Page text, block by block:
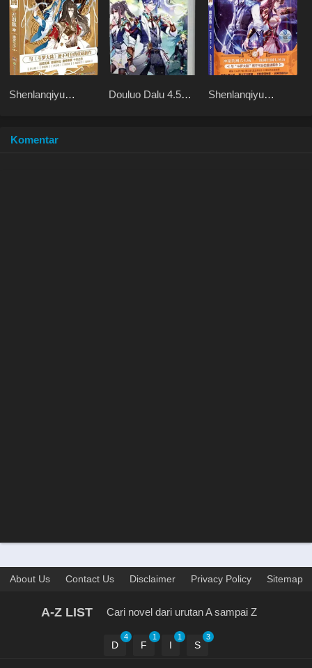
Shenlanqiyu
Douluo Dalu 4.5
Shenlanqiyu
Komentar
About Us Contact Us Disclaimer Privacy Policy Sitemap
A-Z LIST Cari novel dari urutan A sampai Z
D
4
F
1
I
1
S
3